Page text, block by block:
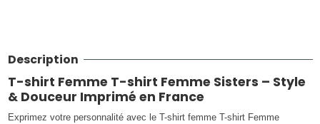
Description
T-shirt Femme T-shirt Femme Sisters – Style
& Douceur Imprimé en France
Exprimez votre personnalité avec le T-shirt femme T-shirt Femme